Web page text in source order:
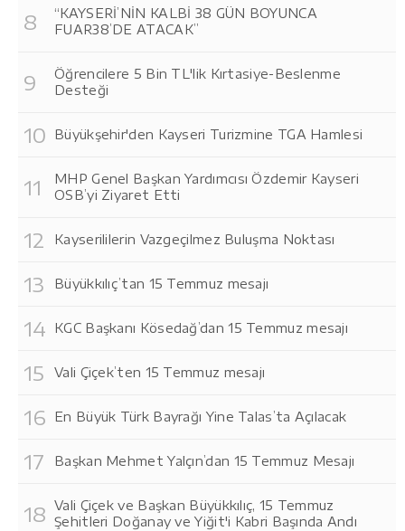
“KAYSERİ’NİN KALBİ 38 GÜN BOYUNCA
FUAR38’DE ATACAK”
Öğrencilere 5 Bin TL'lik Kırtasiye-Beslenme
Desteği
Büyükşehir'den Kayseri Turizmine TGA Hamlesi
MHP Genel Başkan Yardımcısı Özdemir Kayseri
OSB’yi Ziyaret Etti
Kayserililerin Vazgeçilmez Buluşma Noktası
Büyükkılıç’tan 15 Temmuz mesajı
KGC Başkanı Kösedağ’dan 15 Temmuz mesajı
Vali Çiçek’ten 15 Temmuz mesajı
En Büyük Türk Bayrağı Yine Talas’ta Açılacak
Başkan Mehmet Yalçın’dan 15 Temmuz Mesajı
Vali Çiçek ve Başkan Büyükkılıç, 15 Temmuz
Şehitleri Doğanay ve Yiğit'i Kabri Başında Andı